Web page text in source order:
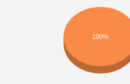
100%